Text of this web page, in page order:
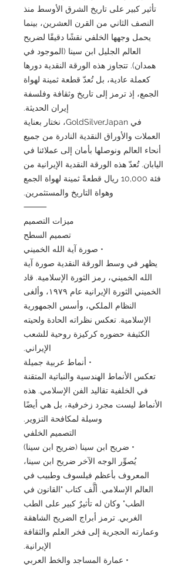
تأثير كبير على تاريخ الشرق الأوسط منذ
النصف الثاني من القرن العشرين، بينما
يحمل وجهها الخلفي نقشًا دقيقًا لضريح
العالم الجليل ابن سينا (الموجود في
همدان). تتجاوز هذه الورقة النقدية دورها
كعملة عادية، بل تُعدّ قطعة ثمينة لهواة
الجمع، إذ ترمز إلى تاريخ وثقافة وفلسفة
إيران الحديثة.
في GoldSilverJapan، نختار بعناية
العملات والأوراق النقدية النادرة من جميع
أنحاء العالم ونوصلها بأمان إلى عملائنا في
اليابان. تُعدّ هذه الورقة النقدية الإيرانية من
فئة 10,000 ريال قطعةً ثمينة لهواة الجمع
وهواة التاريخ والمستثمرين.
⸻
ميزات التصميم
تصميم السطح
• صورة آية الله الخميني
يظهر في وسط الورقة النقدية صورة آية
الله الخميني، رمز الثورة الإسلامية. قاد
الخميني الثورة الإيرانية عام ١٩٧٩، وألغى
النظام الملكي، وأسس الجمهورية
الإسلامية. تعكس نظراته الحادة ولحيته
الكثيفة حضوره كركيزة روحية للشعب
الإيراني.
• أنماط عربية جميلة
تعكس الأنماط الهندسية والنباتية المتقنة
في الخلفية تقاليد الفن الإسلامي. هذه
الأنماط ليست مجرد زخرفية، بل هي أيضًا
وسيلة لمكافحة التزوير.
التصميم الخلفي
• ضريح ابن سينا (ضريح ابن سينا)
يُصوِّر الوجه الآخر ضريح ابن سينا،
المعروف بأعظم فيلسوف وطبيب في
العالم الإسلامي. ألَّف كتاب "القانون في
الطب" وكان له تأثيرٌ كبير على الطب
الغربي. ترمز أبراج الضريح الشاهقة
وعمارته الحجرية إلى فخر العلم والثقافة
الإيرانية.
• عمارة المساجد والخط العربي